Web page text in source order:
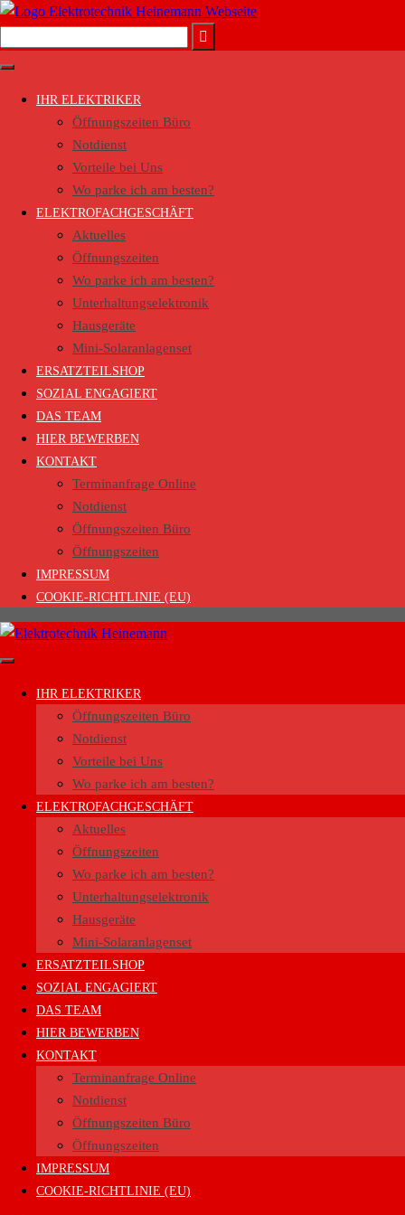
Zum
springen
nach:
IHR ELEKTRIKER
Öffnungszeiten Büro
Notdienst
Vorteile bei Uns
Wo parke ich am besten?
ELEKTROFACHGESCHÄFT
Aktuelles
Öffnungszeiten
Wo parke ich am besten?
Unterhaltungselektronik
Hausgeräte
Mini-Solaranlagenset
ERSATZTEILSHOP
SOZIAL ENGAGIERT
DAS TEAM
HIER BEWERBEN
KONTAKT
Terminanfrage Online
Notdienst
Öffnungszeiten Büro
Öffnungszeiten
IMPRESSUM
COOKIE-RICHTLINIE (EU)
IHR ELEKTRIKER
Öffnungszeiten Büro
Notdienst
Vorteile bei Uns
Wo parke ich am besten?
ELEKTROFACHGESCHÄFT
Aktuelles
Öffnungszeiten
Wo parke ich am besten?
Unterhaltungselektronik
Hausgeräte
Mini-Solaranlagenset
ERSATZTEILSHOP
SOZIAL ENGAGIERT
DAS TEAM
HIER BEWERBEN
KONTAKT
Terminanfrage Online
Notdienst
Öffnungszeiten Büro
Öffnungszeiten
IMPRESSUM
COOKIE-RICHTLINIE (EU)